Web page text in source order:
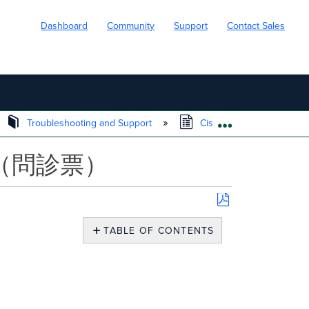
Dashboard Community Support Contact Sales
Troubleshooting and Support Cisco Meraki テクニカ
診票）
Save
PDF
TABLE OF CONTENTS